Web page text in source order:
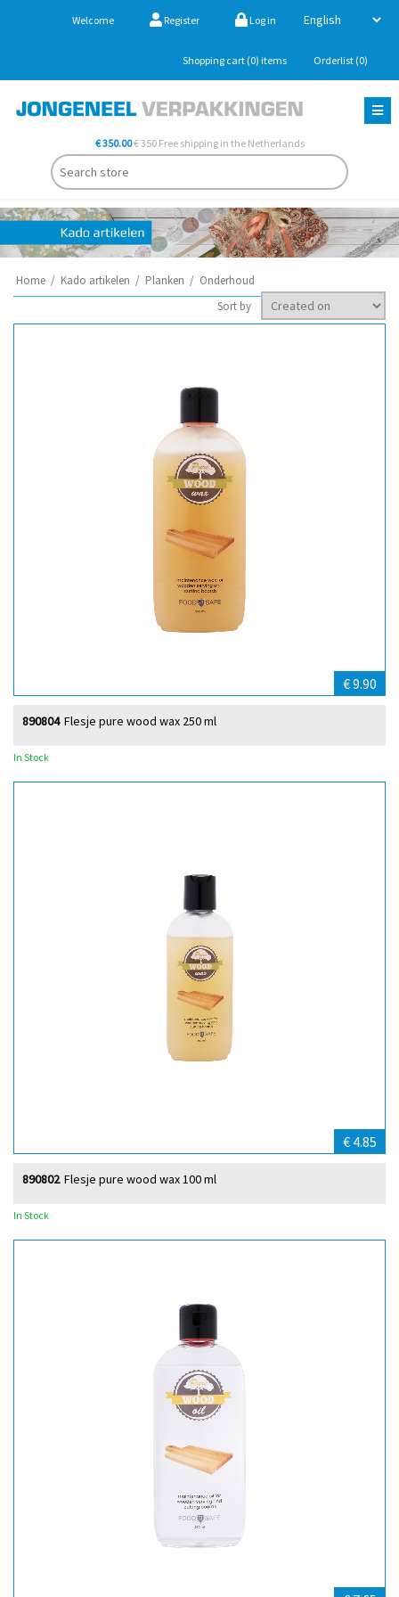
Welcome Register Log in
Shopping cart (0) items Orderlist (0)
€ 350.00€ 350 Free shipping in the Netherlands
Home / Kado artikelen / Planken / Onderhoud
Sort by
€ 9.90
Flesje pure wood wax 250 ml
890804
In Stock
€ 4.85
Flesje pure wood wax 100 ml
890802
In Stock